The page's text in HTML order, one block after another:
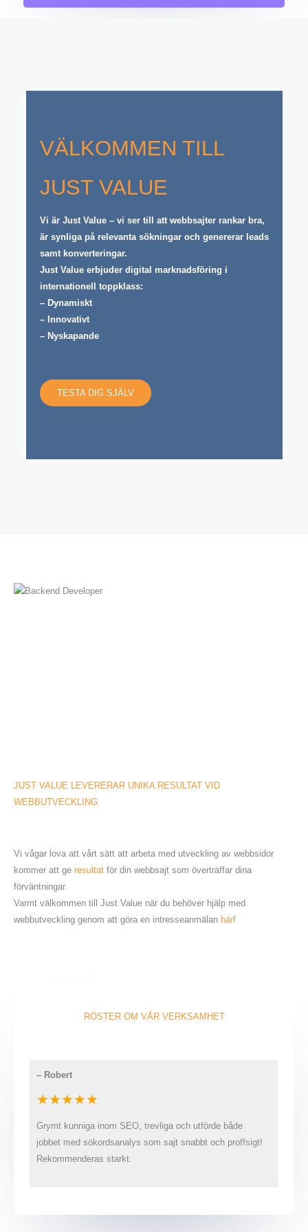
VÄLKOMMEN TILL
JUST VALUE
Vi är Just Value – vi ser till att webbsajter rankar bra,
är synliga på relevanta sökningar och genererar leads
samt konverteringar.
Just Value erbjuder digital marknadsföring i
internationell toppklass:
– Dynamiskt
– Innovativt
– Nyskapande
TESTA DIG SJÄLV
JUST VALUE LEVERERAR UNIKA RESULTAT VID
WEBBUTVECKLING
Vi vågar lova att vårt sätt att arbeta med utveckling av webbsidor
kommer att ge resultat för din webbsajt som överträffar dina
förväntningar.
Varmt välkommen till Just Value när du behöver hjälp med
webbutveckling genom att göra en intresseanmälan här!
RÖSTER OM VÅR VERKSAMHET
– Robert
★★★★★
Grymt kunniga inom SEO, trevliga och utförde både
jobbet med sökordsanalys som sajt snabbt och proffsigt!
Rekommenderas starkt.